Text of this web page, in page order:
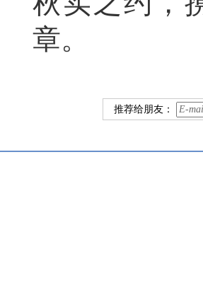
章。
推荐给朋友：